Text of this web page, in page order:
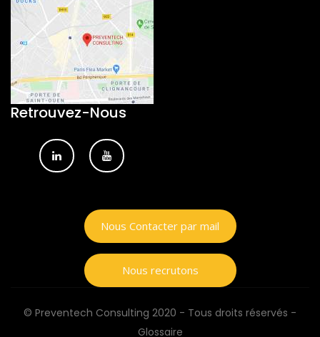
Retrouvez-Nous
Nous Contacter par mail
Nous recrutons
© Preventech Consulting 2020 - Tous droits réservés -
Glossaire